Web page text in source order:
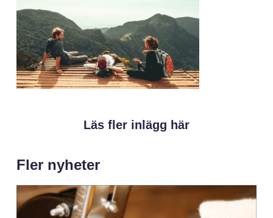
Läs fler inlägg här
Fler nyheter